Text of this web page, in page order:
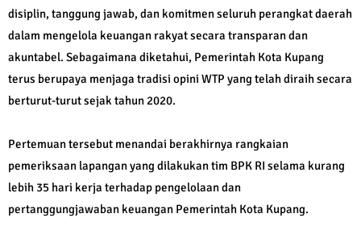
disiplin, tanggung jawab, dan komitmen seluruh perangkat daerah
dalam mengelola keuangan rakyat secara transparan dan
akuntabel. Sebagaimana diketahui, Pemerintah Kota Kupang
terus berupaya menjaga tradisi opini WTP yang telah diraih secara
berturut-turut sejak tahun 2020.
Pertemuan tersebut menandai berakhirnya rangkaian
pemeriksaan lapangan yang dilakukan tim BPK RI selama kurang
lebih 35 hari kerja terhadap pengelolaan dan
pertanggungjawaban keuangan Pemerintah Kota Kupang.